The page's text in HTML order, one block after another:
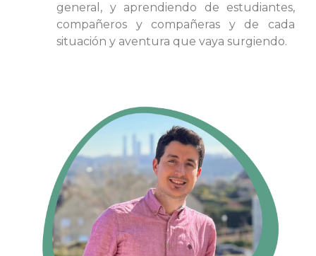
general, y aprendiendo de estudiantes,
compañeros y compañeras y de cada
situación y aventura que vaya surgiendo.